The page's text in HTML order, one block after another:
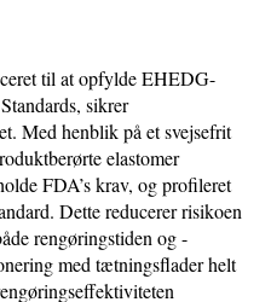
til at opfylde EHEDG-
sikrer
Med henblik på et svejsefrit
elastomer
FDA’s krav, og profileret
Dette reducerer risikoen
rengøringstiden og -
med tætningsflader helt